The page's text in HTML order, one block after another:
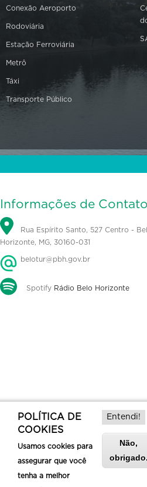
Conexão Aeroporto
Rodoviária
Estação Ferroviária
Metrô
Táxi
Transporte Público
Informações de Contato
Rua Espírito Santo, 527 Centro -
Horizonte, MG, 30160-031
belotur@pbh.gov.br
Spotify Rádio Belo Horizonte
POLÍTICA DE
COOKIES
Usamos cookies para
assegurar que você
tenha a melhor
Entendi!
Não,
obrigado.